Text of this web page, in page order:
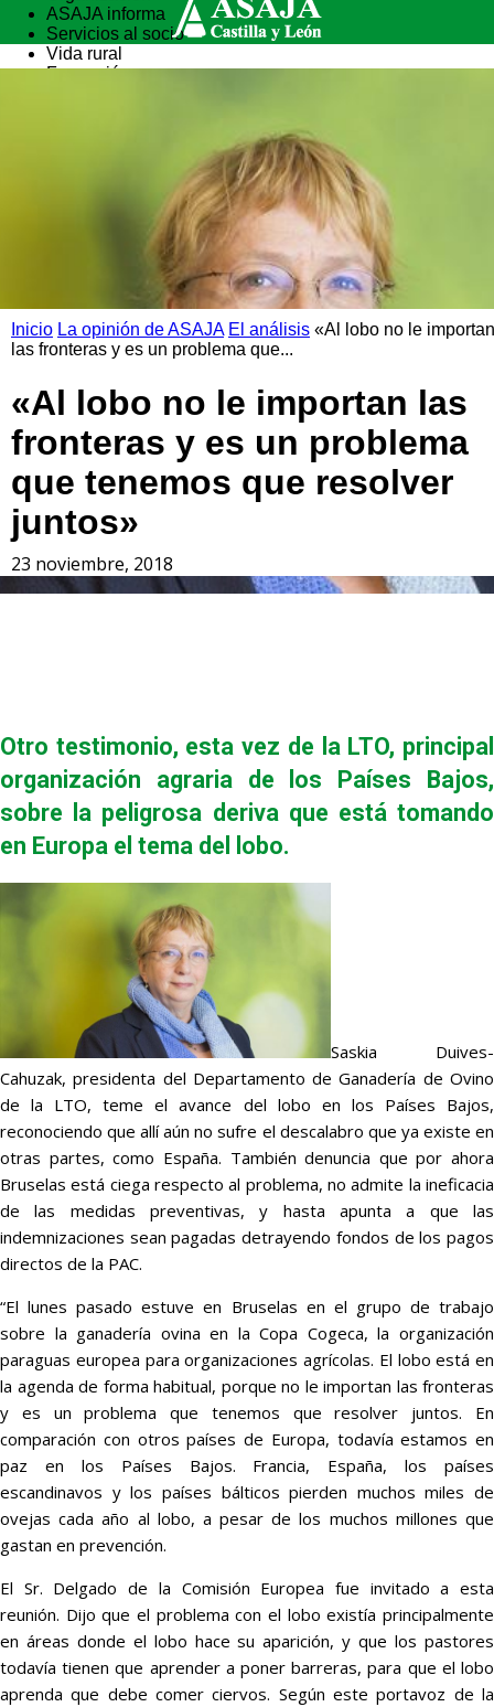
ASAJA informa
Servicios al socio
Vida rural
Formación
Inicio La opinión de ASAJA El análisis «Al lobo no le importan
las fronteras y es un problema que...
«Al lobo no le importan las
fronteras y es un problema
que tenemos que resolver
juntos»
23 noviembre, 2018
Otro testimonio, esta vez de la LTO, principal
organización agraria de los Países Bajos,
sobre la peligrosa deriva que está tomando
en Europa el tema del lobo.
Saskia Duives-
Cahuzak, presidenta del Departamento de Ganadería de Ovino
de la LTO, teme el avance del lobo en los Países Bajos,
reconociendo que allí aún no sufre el descalabro que ya existe en
otras partes, como España. También denuncia que por ahora
Bruselas está ciega respecto al problema, no admite la ineficacia
de las medidas preventivas, y hasta apunta a que las
indemnizaciones sean pagadas detrayendo fondos de los pagos
directos de la PAC.
“El lunes pasado estuve en Bruselas en el grupo de trabajo
sobre la ganadería ovina en la Copa Cogeca, la organización
paraguas europea para organizaciones agrícolas. El lobo está en
la agenda de forma habitual, porque no le importan las fronteras
y es un problema que tenemos que resolver juntos. En
comparación con otros países de Europa, todavía estamos en
paz en los Países Bajos. Francia, España, los países
escandinavos y los países bálticos pierden muchos miles de
ovejas cada año al lobo, a pesar de los muchos millones que
gastan en prevención.
El Sr. Delgado de la Comisión Europea fue invitado a esta
reunión. Dijo que el problema con el lobo existía principalmente
en áreas donde el lobo hace su aparición, y que los pastores
todavía tienen que aprender a poner barreras, para que el lobo
aprenda que debe comer ciervos. Según este portavoz de la